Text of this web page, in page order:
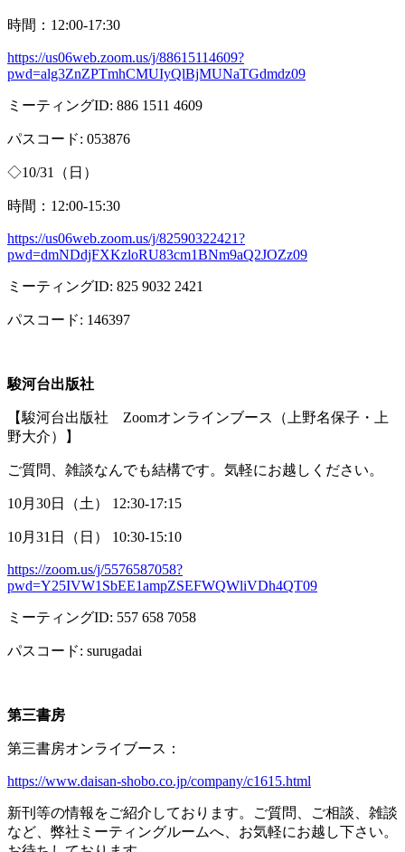
時間： 12:00-17:30
https://us06web.zoom.us/j/88615114609?
pwd=alg3ZnZPTmhCMUIyQlBjMUNaTGdmdz09
ミーティングID: 886 1511 4609
パスコード: 053876
◇10/31 （日）
時間： 12:00-15:30
https://us06web.zoom.us/j/82590322421?
pwd=dmNDdjFXKzloRU83cm1BNm9aQ2JOZz09
ミーティングID: 825 9032 2421
パスコード: 146397
駿河台出版社
【駿河台出版社 Zoomオンラインブース（上野名保子・上
野大介）】
ご質問、雑談なんでも結構です。気軽にお越しください。
10月 30日（土） 12:30-17:15
10月 31 日（日） 10:30-15:10
https://zoom.us/j/5576587058?
pwd=Y25IVW1SbEE1ampZSEFWQWliVDh4QT09
ミーティングID: 557 658 7058
パスコード: surugadai
第三書房
第三書房オンライブース：
https://www.daisan-shobo.co.jp/company/c1615.html
新刊等の情報をご紹介しております。ご質問、ご相談、雑談
など、弊社ミーティングルームへ、お気軽にお越し下さい。